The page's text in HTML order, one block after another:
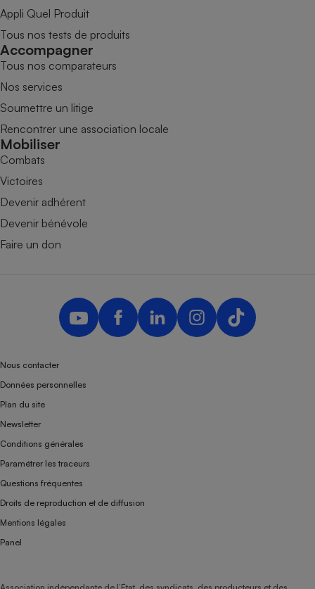
Appli Quel Produit
Tous nos tests de produits
Accompagner
Tous nos comparateurs
Nos services
Soumettre un litige
Rencontrer une association locale
Mobiliser
Combats
Victoires
Devenir adhérent
Devenir bénévole
Faire un don
Nous contacter
Données personnelles
Plan du site
Newsletter
Conditions générales
Paramétrer les traceurs
Questions fréquentes
Droits de reproduction et de diffusion
Mentions légales
Panel